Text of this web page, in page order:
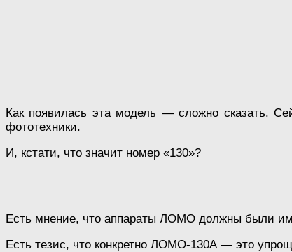
Как появилась эта модель — сложно сказать.
фототехники.
И, кстати, что значит номер «130»?
Есть мнение, что аппараты ЛОМО должны были
Есть тезис, что конкретно ЛОМО-130А — это